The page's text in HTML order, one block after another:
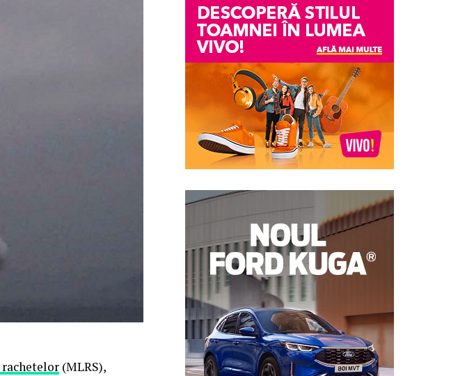
rachetelor (MLRS),